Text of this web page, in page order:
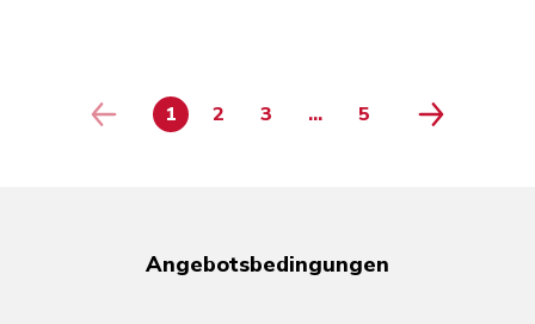
PAGE
1 PAGE
2 PAGE
3 page 4
... PAGE
5
Angebotsbedingungen